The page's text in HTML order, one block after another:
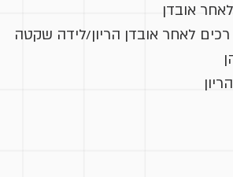
אובדן
רכים לאחר אובדן הריון/לידה שקטה